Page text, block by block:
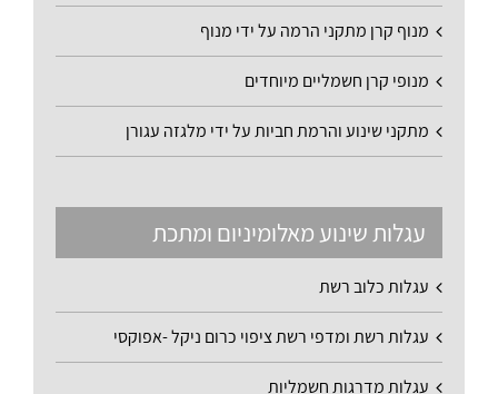
מנוף קרן מתקני הרמה על ידי מנוף
מנופי קרן חשמליים מיוחדים
מתקני שינוע והרמת חביות על ידי מלגזה עגורן
עגלות שינוע מאלומיניום ומתכת
עגלות כלוב רשת
עגלות רשת ומדפי רשת ציפוי כרום ניקל -אפוקסי
עגלות מדרגות חשמליות